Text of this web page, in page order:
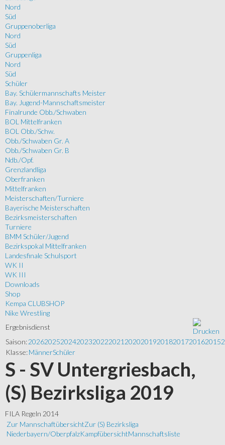
Nord
Süd
Gruppenoberliga
Nord
Süd
Gruppenliga
Nord
Süd
Schüler
Bay. Schülermannschafts Meister
Bay. Jugend-Mannschaftsmeister
Finalrunde Obb./Schwaben
BOL Mittelfranken
BOL Obb./Schw.
Obb./Schwaben Gr. A
Obb./Schwaben Gr. B
Ndb./Opf.
Grenzlandliga
Oberfranken
Mittelfranken
Meisterschaften/Turniere
Bayerische Meisterschaften
Bezirksmeisterschaften
Turniere
BMM Schüler/Jugend
Bezirkspokal Mittelfranken
Landesfinale Schulsport
WK II
WK III
Downloads
Shop
Kempa CLUBSHOP
Nike Wrestling
Ergebnisdienst
Saison:202620252024202320222021 202020192018201720162015
Klasse:MännerSchüler
S - SV Untergriesbach,
(S) Bezirksliga 2019
FILA Regeln 2014
Zur MannschaftübersichtZur (S) Bezirksliga
Niederbayern/OberpfalzKampfübersichtMannschaftsliste